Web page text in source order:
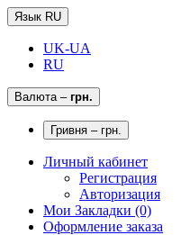
Язык RU
UK-UA
RU
Валюта– грн.
Гривня – грн.
Личный кабинет
Регистрация
Авторизация
Мои Закладки (0)
Оформление заказа